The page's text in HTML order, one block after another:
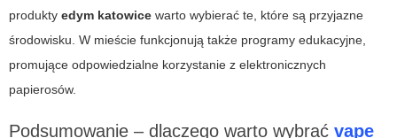
produkty edym katowice warto wybierać te, które są przyjazne
środowisku. W mieście funkcjonują także programy edukacyjne,
promujące odpowiedzialne korzystanie z elektronicznych
papierosów.
Podsumowanie – dlaczego warto wybrać vape